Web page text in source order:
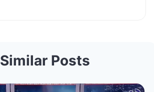
Similar Posts